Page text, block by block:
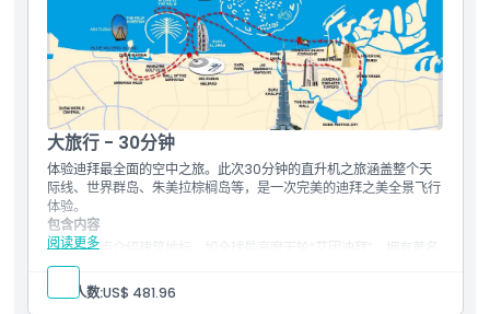
帆船酒店
世界群岛
朱美拉棕榈岛
亚特兰蒂斯酒店
哈利法塔
迪拜运河
迪拜湾
迪拜老城通风塔
迪拜湾高尔夫球场
朱美拉海岸线
大旅行 - 30分钟
体验迪拜最全面的空中之旅。此次30分钟的直升机之旅涵盖整个天
际线、世界群岛、朱美拉棕榈岛等，是一次完美的迪拜之美全景飞行
体验。
阅读更多
包含内容
此行程重点介绍建筑地标，如全球最高摩天轮“艾因迪拜”、拥有著名
凯撒蓝水度假村和凯撒蓝水渡假村的蓝水岛，还可眺望酋长国山庄、
朱美拉湖塔、迪拜码头“人工运河城市”、标志性的帆船酒店及朱美拉
棕榈岛。向朱美拉海岸线航行时，可看到海马岛及奢华的“宝格丽迪
参与人数:US$ 481.96